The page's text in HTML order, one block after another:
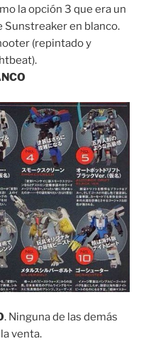
la opción 3 que era un
en blanco.
(repintado y
. Ninguna de las demás
venta.